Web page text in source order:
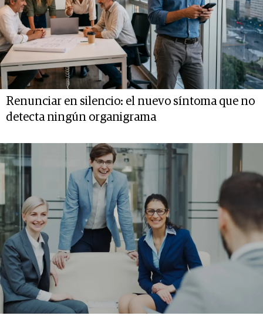
Renunciar en silencio: el nuevo síntoma que no
detecta ningún organigrama